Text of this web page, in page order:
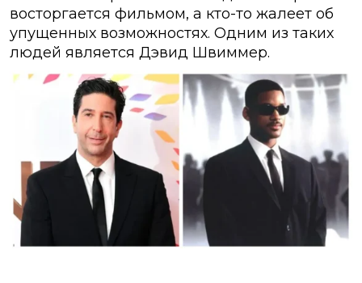
восторгается фильмом, а кто-то жалеет об
упущенных возможностях. Одним из таких
людей является Дэвид Швиммер.